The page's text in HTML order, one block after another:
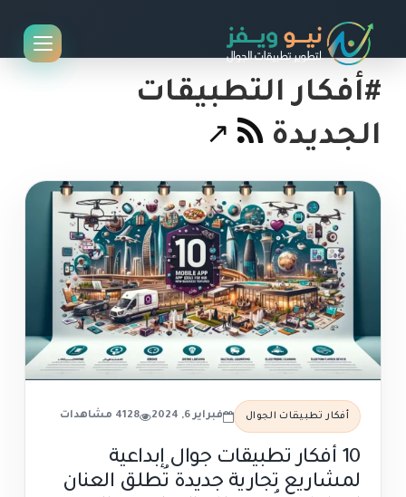
#أفكار التطبيقات
الجديدة
أفكار تطبيقات الجوال فبراير 6, 2024 4128 مشاهدات
10 أفكار تطبيقات جوال إبداعية
لمشاريع تجارية جديدة تُطلق العنان